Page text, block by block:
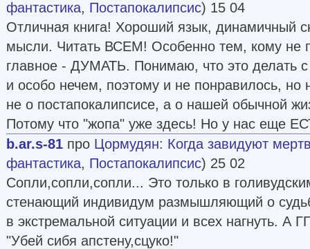
фантастика, Постапокалипсис) 15 04
Отличная книга! Хороший язык, динамичный
мысли. Читать ВСЕМ! Особенно тем, кому не
главное - ДУМАТЬ. Понимаю, что это делать
и особо нечем, поэтому и не понравилось, но
не о постапокалипсисе, а о нашей обычной
Потому что "жопа" уже здесь! Но у нас еще
b.ar.s-81 про Цормудян: Когда завидуют
фантастика, Постапокалипсис) 25 02
Сопли,сопли,сопли... Это только в
стенающий индивидум размышляющий о
в экстремальной ситуации и всех нагнуть. А
"Убей сибя апстену,сцуко!"